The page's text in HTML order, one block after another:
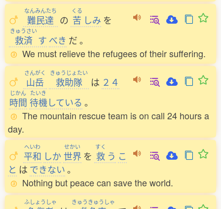
なんみんたち
難民達 の
くる
苦 しみ を
きゅうさい
救済 す べき だ。
We must relieve the refugees of their suffering.
さんがく
山岳
きゅうじょたい
救助隊 は ２４
じかん
時間
たいき
待機している 。
The mountain rescue team is on call 24 hours a
day.
へいわ
平和 しか
せかい
世界 を
すく
救 う こ
と は できない。
Nothing but peace can save the world.
ふしょうしゃ きゅうきゅうしゃ